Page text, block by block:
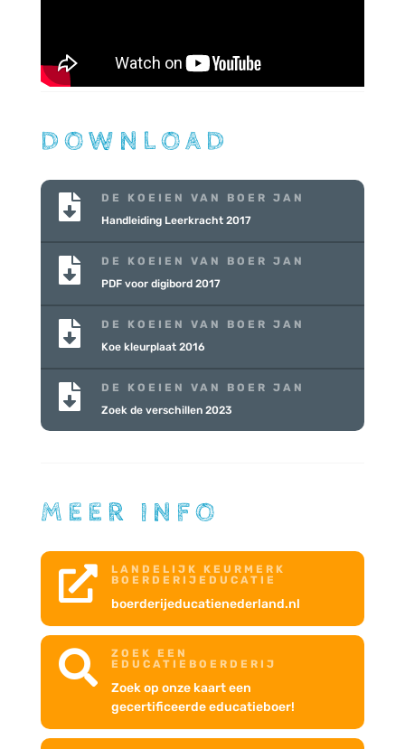
DOWNLOAD

DE KOEIEN VAN BOER JAN
Handleiding Leerkracht 2017

DE KOEIEN VAN BOER JAN
PDF voor digibord 2017

DE KOEIEN VAN BOER JAN
Koe kleurplaat 2016

DE KOEIEN VAN BOER JAN
Zoek de verschillen 2023
MEER INFO

LANDELIJK KEURMERK
BOERDERIJEDUCATIE
boerderijeducatienederland.nl

ZOEK EEN
EDUCATIEBOERDERIJ
Zoek op onze kaart een
gecertificeerde educatieboer!